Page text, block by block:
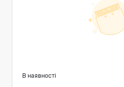
В наявності